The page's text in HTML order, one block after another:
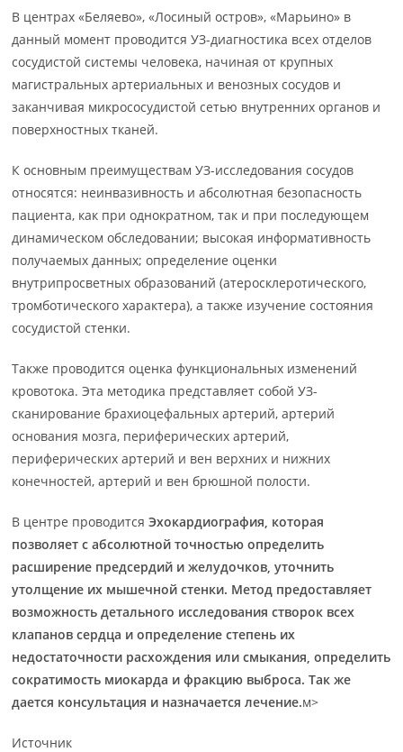
В центрах «Беляево», «Лосиный остров», «Марьино» в
данный момент проводится УЗ-диагностика всех отделов
сосудистой системы человека, начиная от крупных
магистральных артериальных и венозных сосудов и
заканчивая микрососудистой сетью внутренних органов и
поверхностных тканей.
К основным преимуществам УЗ-исследования сосудов
относятся: неинвазивность и абсолютная безопасность
пациента, как при однократном, так и при последующем
динамическом обследовании; высокая информативность
получаемых данных; определение оценки
внутрипросветных образований (атеросклеротического,
тромботического характера), а также изучение состояния
сосудистой стенки.
Также проводится оценка функциональных изменений
кровотока. Эта методика представляет собой УЗ-
сканирование брахиоцефальных артерий, артерий
основания мозга, периферических артерий,
периферических артерий и вен верхних и нижних
конечностей, артерий и вен брюшной полости.
В центре проводитсяЭхокардиография, которая
позволяет с абсолютной точностью определить
расширение предсердий и желудочков, уточнить
утолщение их мышечной стенки. Метод предоставляет
возможность детального исследования створок всех
клапанов сердца и определение степень их
недостаточности расхождения или смыкания, определить
сократимость миокарда и фракцию выброса. Так же
дается консультация и назначается лечение.м>
Источник